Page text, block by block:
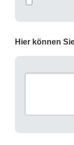
Hier können